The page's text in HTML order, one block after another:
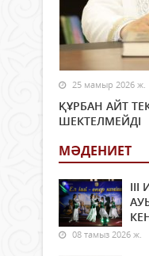
25 мамыр 2026 ж.
ҚҰРБАН АЙТ
ШЕКТЕЛМЕЙДІ
МӘДЕНИЕТ
08 тамыз 2026 ж.